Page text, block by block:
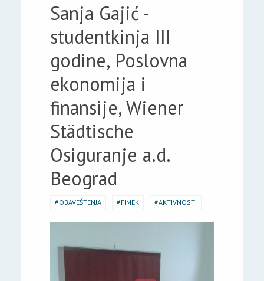
Sanja Gajić -
studentkinja III
godine, Poslovna
ekonomija i
finansije, Wiener
Städtische
Osiguranje a.d.
Beograd
OBAVEŠTENJA FIMEK AKTIVNOSTI